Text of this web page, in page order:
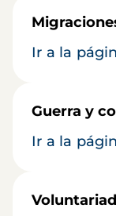
Ir a la
Guerra y
Ir a la